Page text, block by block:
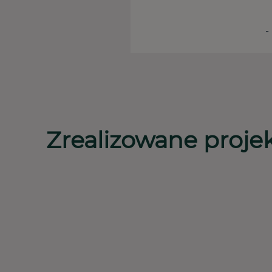
-
Zrealizowane